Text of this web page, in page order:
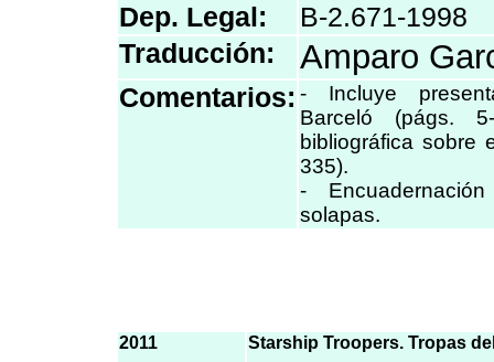
Dep. Legal:
B-2.671-1998
Traducción:
Amparo
Comentarios: - Incluye
Barceló (págs.
bibliográfica sobre
335).
-
solapas.
2011 Starship Troopers. Tropas